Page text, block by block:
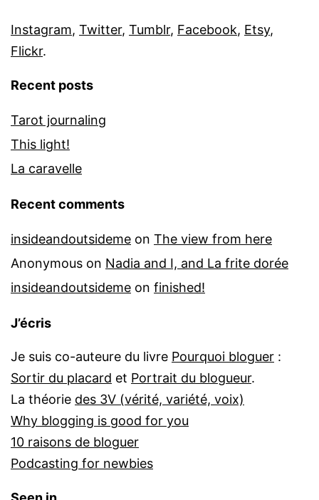
Instagram, Twitter, Tumblr, Facebook, Etsy,
Flickr.
Recent posts
Tarot journaling
This light!
La caravelle
Recent comments
insideandoutsideme on The view from here
Anonymous on Nadia and I, and La frite dorée
insideandoutsideme on finished!
J’écris
Je suis co-auteure du livre Pourquoi bloguer :
Sortir du placard et Portrait du blogueur.
La théorie des 3V (vérité, variété, voix)
Why blogging is good for you
10 raisons de bloguer
Podcasting for newbies